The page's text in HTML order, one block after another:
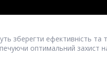
зберегти ефективність та
оптимальний захист